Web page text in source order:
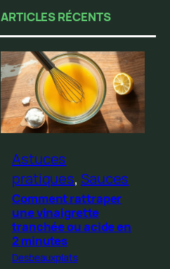
ARTICLES RÉCENTS
Astuces
pratiques, Sauces
Comment rattraper
une vinaigrette
tranchée ou acide en
2 minutes
Desbeauxplats